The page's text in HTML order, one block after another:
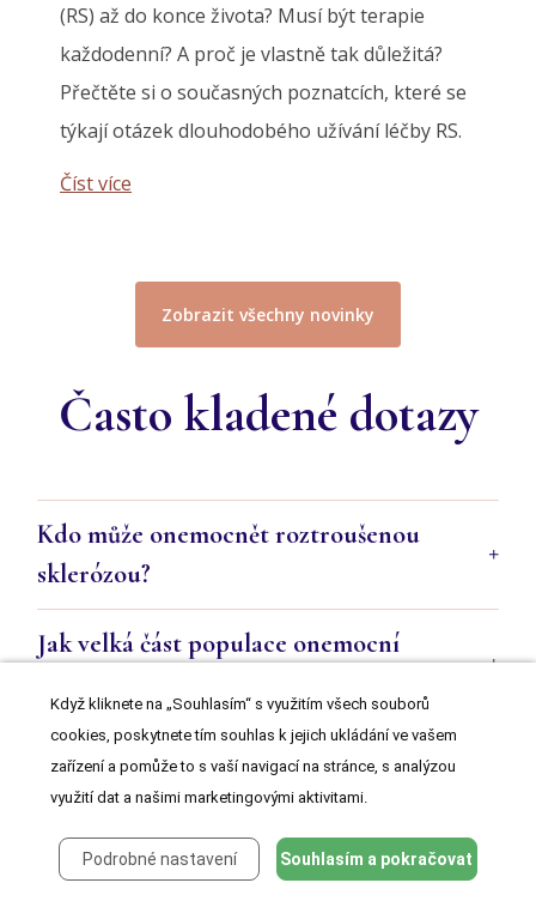
(RS) až do konce života? Musí být terapie
každodenní? A proč je vlastně tak důležitá?
Přečtěte si o současných poznatcích, které se
týkají otázek dlouhodobého užívání léčby RS.
Číst více
Zobrazit všechny novinky
Často kladené dotazy
Kdo může onemocnět roztroušenou
sklerózou?
Jak velká část populace onemocní
Co je příčinou symptomů roztroušené
sklerózy?
Když kliknete na „Souhlasím“ s využitím všech souborů
cookies, poskytnete tím souhlas k jejich ukládání ve vašem
zařízení a pomůže to s vaší navigací na stránce, s analýzou
využití dat a našimi marketingovými aktivitami.
Podrobné nastavení Souhlasím a pokračovat